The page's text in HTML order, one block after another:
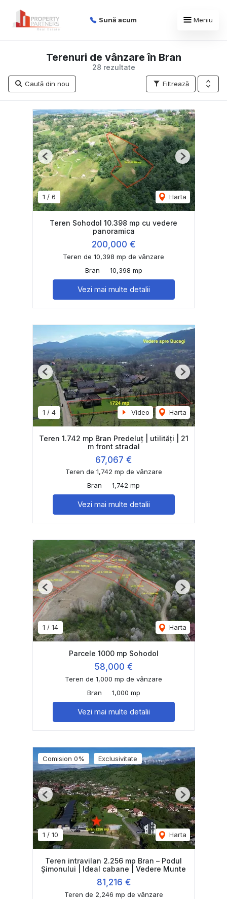
Sună acum Meniu
28 rezultate
Terenuri de vânzare în Bran
Filtrează
Caută din nou
1 / 6 Harta
Previous Next
Teren Sohodol 10.398 mp cu vedere
panoramica
200,000 €
Teren de 10,398 mp de vânzare
Bran
10,398 mp
Vezi mai multe detalii
1 / 4 Video Harta
Previous Next
Teren 1.742 mp Bran Predeluț | utilități | 21
m front stradal
67,067 €
Teren de 1,742 mp de vânzare
Bran
1,742 mp
Vezi mai multe detalii
1 / 14 Harta
Previous Next
Parcele 1000 mp Sohodol
58,000 €
Teren de 1,000 mp de vânzare
Bran
1,000 mp
Vezi mai multe detalii
Comision 0% Exclusivitate
1 / 10 Harta
Previous Next
Teren intravilan 2.256 mp Bran – Podul
Șimonului | Ideal cabane | Vedere Munte
81,216 €
Teren de 2,246 mp de vânzare